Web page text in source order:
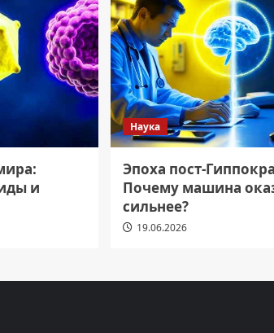
и
Наука
Эпоха пост-
Почему машина
сильнее?
19.06.2026